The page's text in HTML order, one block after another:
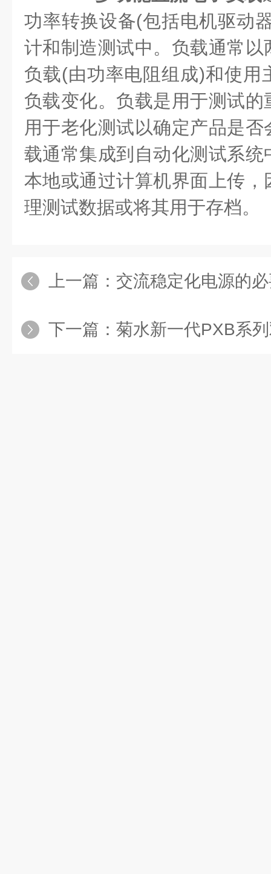
功率转换设备(包括电机驱动
计和制造测试中。负载通常
负载(由功率电阻组成)和使用
负载变化。负载是用于测试
用于老化测试以确定产品是
载通常集成到自动化测试系
本地或通过计算机界面上传
理测试数据或将其用于存档。
上一篇： 交流稳定化电源的
下一篇： 菊水新一代PXB系列双方